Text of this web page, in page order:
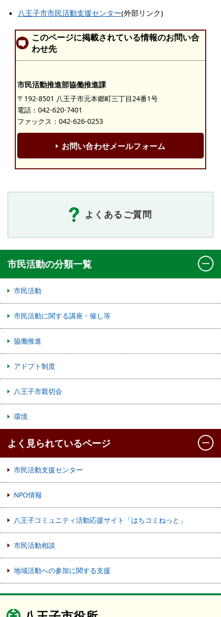
八王子市市民活動支援センター(外部リンク)
このページに掲載されている情報のお問い合
わせ先
市民活動推進部協働推進課
〒192-8501 八王子市元本郷町三丁目24番1号
電話： 042-620-7401
ファックス：042-626-0253
お問い合わせメールフォーム
よくあるご質問
市民活動の分類一覧
市民活動
市民活動に関する講座・催し等
協働推進
アドプト制度
八王子市親切会
環境
よく見られているページ
市民活動支援センター
NPO情報
八王子コミュニティ活動応援サイト「はちコミねっと」
市民活動相談
地域活動への参加に関する支援